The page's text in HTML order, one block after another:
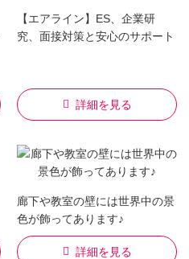
【エアライン】ES、企業研
究、面接対策と安心のサポート
詳細を見る
廊下や教室の壁には世界中の景
色が飾ってあります♪
詳細を見る